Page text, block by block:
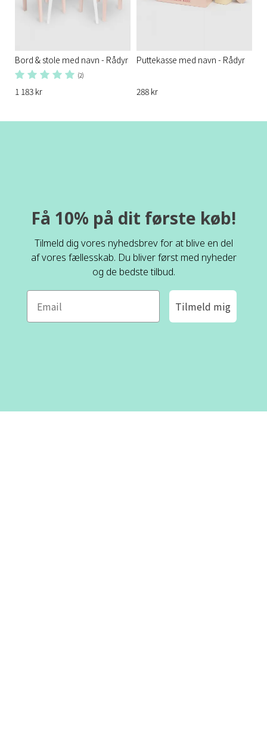
Bord & stole med navn - Rådyr
(2)
1 183 kr
Puttekasse med navn - Rådyr
288 kr
Få 10% på dit første køb!
Tilmeld dig vores nyhedsbrev for at blive en del
af vores fællesskab. Du bliver først med nyheder
og de bedste tilbud.
Tilmeld mig